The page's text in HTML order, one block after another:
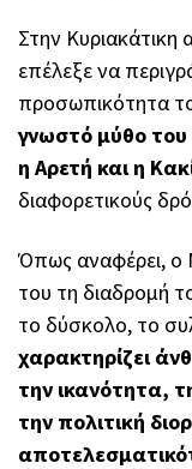
Στην
επέλεξε να
προσωπικότητα
γνωστό μύθο
η Αρετή και η
διαφορετικούς
Όπως αναφέρει, ο
του τη διαδρομή
το δύσκολο, το
χαρακτηρίζει
την ικανότητα,
την πολιτική